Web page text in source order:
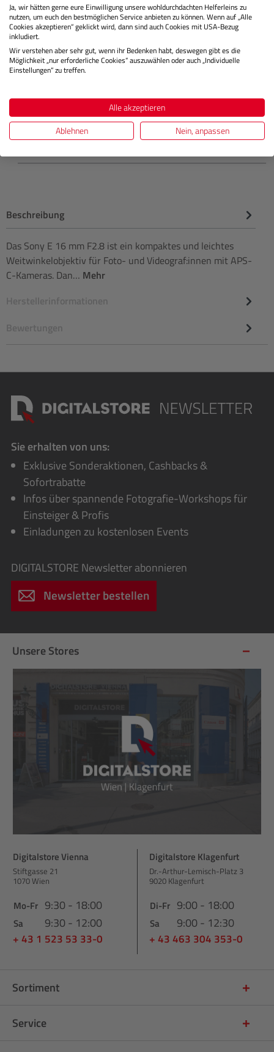
AIR UV silber (49mm)
Lagernd
IN DEN WARENKORB
Beschreibung
Das Sony E 16 mm F2.8 ist ein kompaktes und leichtes
Weitwinkelobjektiv für Foto- und Videograf:innen mit APS-
C-Kameras. Dan… Mehr
Herstellerinformationen
Bewertungen
Sie erhalten von uns:
Exklusive Sonderaktionen, Cashbacks &
Sofortrabatte
Infos über spannende Fotografie-Workshops für
Einsteiger & Profis
Einladungen zu kostenlosen Events
DIGITALSTORE Newsletter abonnieren
Newsletter bestellen
Unsere Stores
Digitalstore Vienna
Stiftgasse 21
1070 Wien
Mo-Fr 9:30 - 18:00
Sa 9:30 - 12:00
+ 43 1 523 53 33-0
Digitalstore Klagenfurt
Dr.-Arthur-Lemisch-Platz 3
9020 Klagenfurt
Di-Fr 9:00 - 18:00
Sa 9:00 - 12:30
+ 43 463 304 353-0
Sortiment
Service
Ja, wir hätten gerne eure Einwilligung unsere wohldurchdachten Helferleins zu
nutzen, um euch den bestmöglichen Service anbieten zu können. Wenn auf „Alle
Cookies akzeptieren“ geklickt wird, dann sind auch Cookies mit USA-Bezug
inkludiert.
Wir verstehen aber sehr gut, wenn ihr Bedenken habt, deswegen gibt es die
Möglichkeit „nur erforderliche Cookies“ auszuwählen oder auch „Individuelle
Einstellungen“ zu treffen.
Alle akzeptieren
Ablehnen
Nein, anpassen